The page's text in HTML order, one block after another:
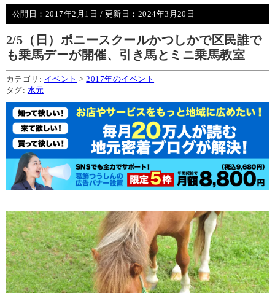
公開日： 2017年2月1日 / 更新日： 2024年3月20日
2/5（日）ポニースクールかつしかで区民誰で
も乗馬デーが開催、引き馬とミニ乗馬教室
カテゴリ: イベント >2017年のイベント
タグ: 水元